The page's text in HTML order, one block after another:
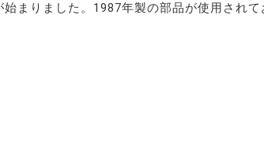
まりました。1987年製の部品が使用され